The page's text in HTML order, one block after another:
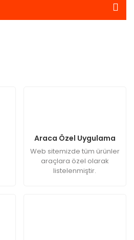
Araca Özel Uygulama
Web sitemizde tüm ürünler
araçlara özel olarak
listelenmiştir.